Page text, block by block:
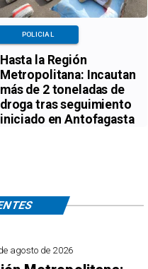
Hasta la Región
Metropolitana: Incautan
más de 2 toneladas de
droga tras seguimiento
iniciado en Antofagasta
POLICIAL
agosto de 2026